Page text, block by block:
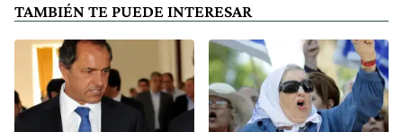
TAMBIÉN TE PUEDE INTERESAR